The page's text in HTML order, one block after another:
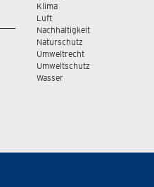
Klima
Luft
Nachhaltigkeit
Naturschutz
Umweltrecht
Umweltschutz
Wasser